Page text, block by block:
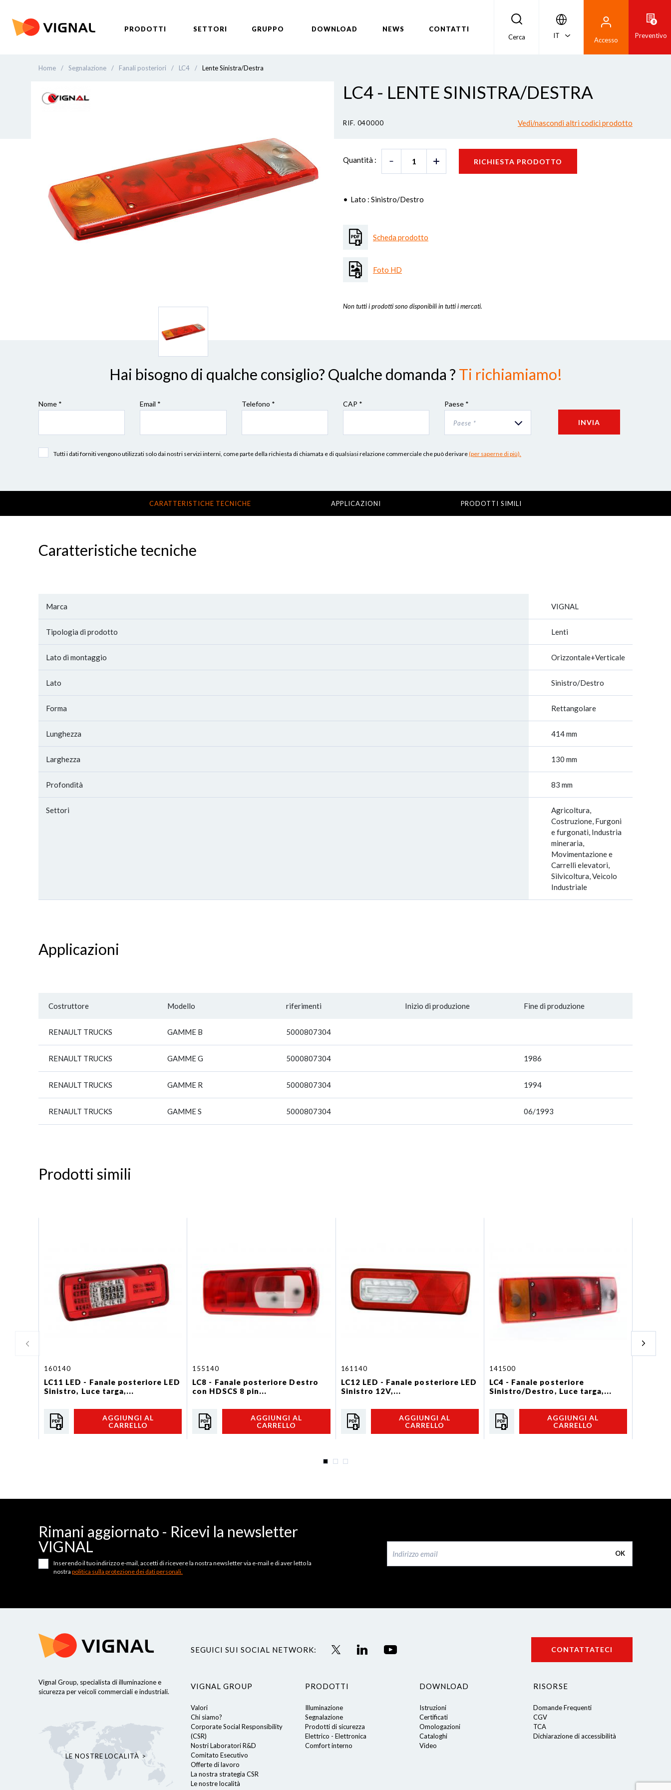
PRODOTTI SETTORI GRUPPO DOWNLOAD NEWS
CONTATTI
Cerca
IT
Accesso
0
Preventivo
Home / Segnalazione / Fanali posteriori / LC4 / Lente Sinistra/Destra
LC4 - LENTE SINISTRA/DESTRA
RIF. 040000 Vedi/nascondi altri codici prodotto
Quantità : RICHIESTA PRODOTTO
Lato : Sinistro/Destro
Scheda prodotto
Foto HD
Non tutti i prodotti sono disponibili in tutti i mercati.
Hai bisogno di qualche consiglio? Qualche domanda ? Ti richiamiamo!
Nome * Email * Telefono * CAP * Paese *
Paese * INVIA
Tutti i dati forniti vengono utilizzati solo dai nostri servizi interni, come parte della richiesta di chiamata e di qualsiasi relazione commerciale che può derivare(per saperne di più).
CARATTERISTICHE TECNICHE APPLICAZIONI PRODOTTI SIMILI
Caratteristiche tecniche
Marca VIGNAL
Tipologia di prodotto Lenti
Lato di montaggio Orizzontale+Verticale
Lato Sinistro/Destro
Forma Rettangolare
Lunghezza 414 mm
Larghezza 130 mm
Profondità 83 mm
Settori
Agricoltura,
Costruzione, Furgoni
e furgonati, Industria
mineraria,
Movimentazione e
Carrelli elevatori,
Silvicoltura, Veicolo
Industriale
Applicazioni
Costruttore Modello riferimenti Inizio di produzione Fine di produzione
RENAULT TRUCKS GAMME B 5000807304
RENAULT TRUCKS GAMME G 5000807304 1986
RENAULT TRUCKS GAMME R 5000807304 1994
RENAULT TRUCKS GAMME S 5000807304 06/1993
Prodotti simili
160140
LC11 LED - Fanale posteriore LED
Sinistro, Luce targa,...
AGGIUNGI AL
CARRELLO
155140
LC8 - Fanale posteriore Destro
con HDSCS 8 pin...
AGGIUNGI AL
CARRELLO
161140
LC12 LED - Fanale posteriore LED
Sinistro 12V,...
AGGIUNGI AL
CARRELLO
141500
LC4 - Fanale posteriore
Sinistro/Destro, Luce targa,...
AGGIUNGI AL
CARRELLO
Rimani aggiornato - Ricevi la newsletter
VIGNAL
OK
Inserendo il tuo indirizzo e-mail, accetti di ricevere la nostra newsletter via e-mail e di aver letto la
nostra politica sulla protezione dei dati personali.
Vignal Group, specialista di illuminazione e
sicurezza per veicoli commerciali e industriali.
LE NOSTRE LOCALITÀ
SEGUICI SUI SOCIAL NETWORK: CONTATTATECI
VIGNAL GROUP
Valori
Chi siamo?
Corporate Social Responsibility
(CSR)
Nostri Laboratori R&D
Comitato Esecutivo
Offerte di lavoro
La nostra strategia CSR
Le nostre località
PRODOTTI
Illuminazione
Segnalazione
Prodotti di sicurezza
Elettrico - Elettronica
Comfort interno
DOWNLOAD
Istruzioni
Certificati
Omologazioni
Cataloghi
Video
RISORSE
Domande Frequenti
CGV
TCA
Dichiarazione di accessibilità
Cookies
Utilizziamo i cookie sul nostro sito web per offrirti un'esperienza
ottimale, ricordando le tue preferenze per le visite future.
Cliccando su "Accetta", accetti l'uso di TUTTI i cookie. Tuttavia,
è possibile accedere alle impostazioni dei cookie per
personalizzare il consenso.
Leggi l'informativa sulla privacy
Consensi certificati da